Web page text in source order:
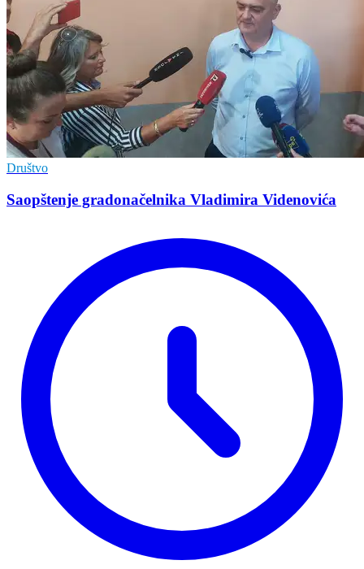
Društvo
Saopštenje gradonačelnika Vladimira Videnovića